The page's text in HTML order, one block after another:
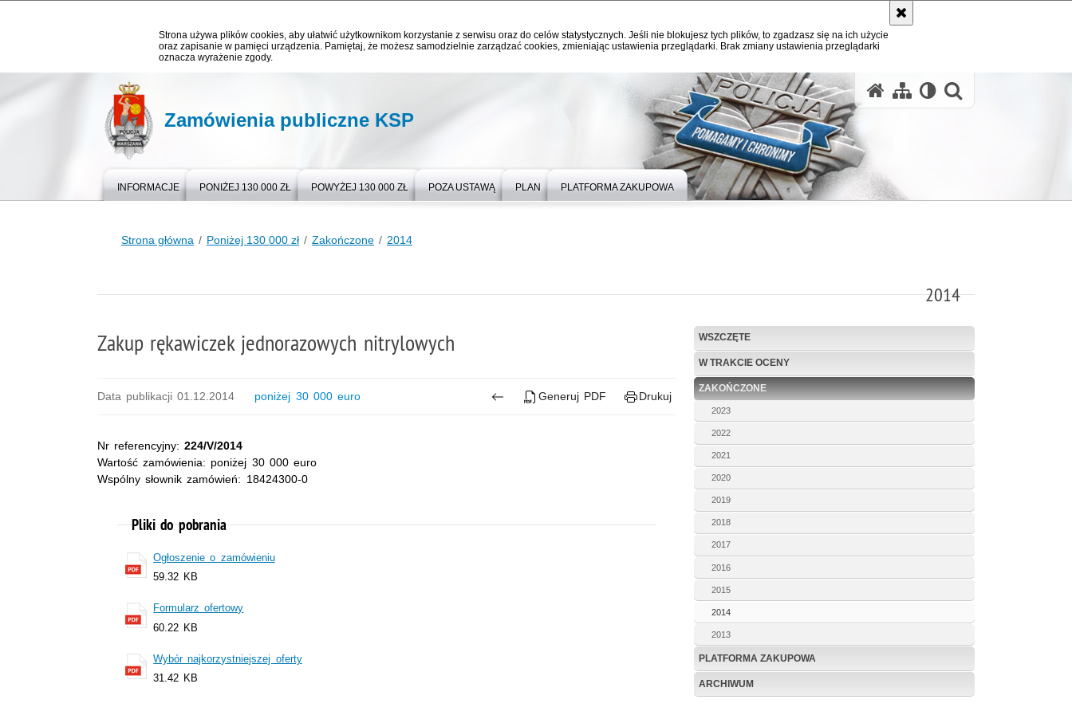
Strona używa plików cookies, aby ułatwić użytkownikom korzystanie z serwisu oraz do celów statystycznych. Jeśli nie blokujesz tych plików, to zgadzasz się na ich użycie
oraz zapisanie w pamięci urządzenia. Pamiętaj, że możesz samodzielnie zarządzać cookies, zmieniając ustawienia przeglądarki. Brak zmiany ustawienia przeglądarki
oznacza wyrażenie zgody.
Zamówienia publiczne KSP
INFORMACJE PONIŻEJ 130 000 ZŁ POWYŻEJ 130 000 ZŁ POZA USTAWĄ PLAN PLATFORMA ZAKUPOWA
Strona główna Poniżej 130 000 zł Zakończone 2014
2014
Zakup rękawiczek jednorazowych nitrylowych
Data publikacji 01.12.2014 poniżej 30 000 euro Generuj PDF Drukuj
Nr referencyjny:224/V/2014
Wartość zamówienia: poniżej 30 000 euro
Wspólny słownik zamówień: 18424300-0
Pliki do pobrania
Ogłoszenie o zamówieniu
59.32 KB
Formularz ofertowy
60.22 KB
Wybór najkorzystniejszej oferty
31.42 KB
WSZCZĘTE
W TRAKCIE OCENY
ZAKOŃCZONE
2023
2022
2021
2020
2019
2018
2017
2016
2015
2014
2013
PLATFORMA ZAKUPOWA
ARCHIWUM